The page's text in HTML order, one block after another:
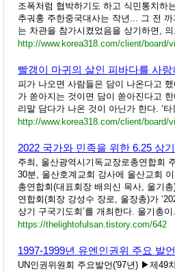
조폭처럼 협박하기도 하고 식민통치하
추궈훙 주한중국대사는 작년... 그 전
는 차관을 참가시켰었음을 상기하면,
http://www.korea318.com/client/board/
피가 나오면 사람들은 담이 나온다고
가 쏟아지는 것이면 담이 쏟아진다고
리말 담다가 나온 것이 아닌가 한다. ‘타
http://www.korea318.com/client/board/
2022 국가와 민족을 위한 6.25 상
주최, 울산광역시기독교장로총연합회
30분, 울산호계교회 강사에 울산교회
총연합회(대표회장 배의신 목사, 울기
연합회(회장 강성수 장로, 울장총)가
상기 구국기도회’를 개최한다. 울기총이
https://thelightofulsan.tistory.com/642
1997-1999년 유엔인권위 주요 발
UN인권위원회 주요발언('97년) ▶제49